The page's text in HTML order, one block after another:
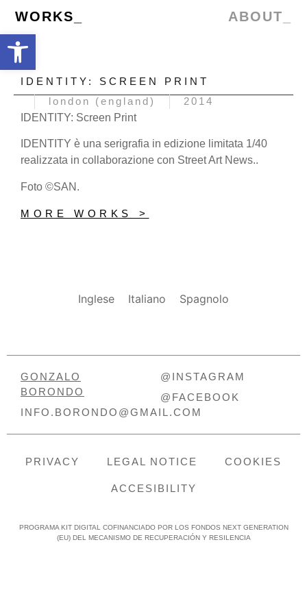
WORKS_ ABOUT_
IDENTITY: SCREEN PRINT
london (england)
2014
IDENTITY: Screen Print
IDENTITY è una serigrafia in edizione limitata 1/40
realizzata in collaborazione con Street Art News..
Foto ©SAN.
MORE WORKS >
Inglese Italiano Spagnolo
GONZALO
BORONDO
INFO.BORONDO@GMAIL.COM
@INSTAGRAM
@FACEBOOK
PRIVACY LEGAL NOTICE COOKIES
ACCESIBILITY
PROGRAMA KIT DIGITAL COFINANCIADO POR LOS FONDOS NEXT GENERATION
(EU) DEL MECANISMO DE RECUPERACIÓN Y RESILENCIA
Open toolbar